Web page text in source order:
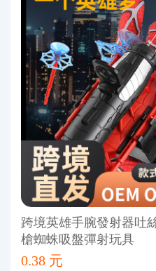
跨境英雄手腕發射器吐
槍蜘蛛吸盤彈射玩具
0.38 元